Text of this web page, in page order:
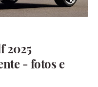
2025
- fotos e